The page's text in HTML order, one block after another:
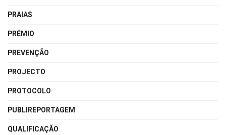
PRAIAS
PRÉMIO
PREVENÇÃO
PROJECTO
PROTOCOLO
PUBLIREPORTAGEM
QUALIFICAÇÃO